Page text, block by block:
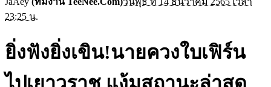
23:25 น.
ยิ่งฟังยิ่งเขิน!นายควงใบเฟิร์น